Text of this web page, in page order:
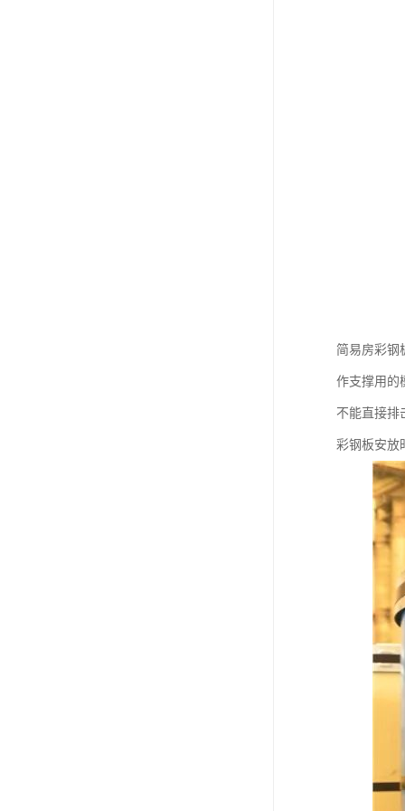
简易房彩钢
作支撑用的
不能直接排
彩钢板安放